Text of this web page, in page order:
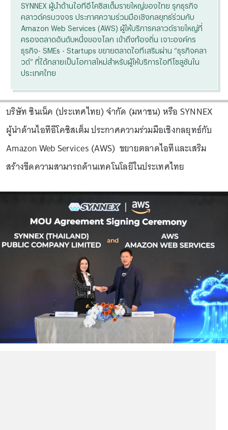
SYNNEX ผู้นำด้านไอทีอีโคซิสเต็มรายใหญ่ของไทย รุกธุรกิจ
คลาวด์ครบวงจร ประกาศความร่วมมือเชิงกลยุทธ์ร่วมกับ
Amazon Web Services (AWS) ผู้ให้บริการคลาวด์รายใหญ่ที่
ครองตลาดอันดับหนึ่งของโลก เข้าถึงท้องถิ่น เจาะองค์กร
ธุรกิจ- SMEs - Startups ขยายตลาดไอทีเสริมผ่าน “ธุรกิจคลา
วด์” ที่ได้กลายเป็นโอกาสใหม่สำหรับผู้ให้บริการไอทีโซลูชันใน
ประเทศไทย
บริษัท ซินเน็ค (ประเทศไทย) จำกัด (มหาชน) หรือ SYNNEX
ผู้นำด้านไอทีอีโคซิสเต็ม ประกาศความร่วมมือเชิงกลยุทธ์กับ
Amazon Web Services (AWS) ขยายตลาดไอทีและเสริม
สร้างขีดความสามารถด้านเทคโนโลยีในประเทศไทย